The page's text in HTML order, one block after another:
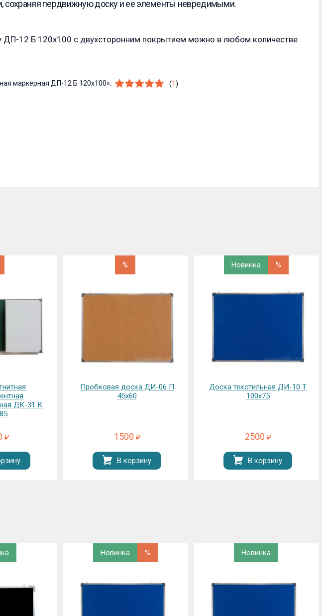
сохраняя пердвижную доску и ее элементы невредимыми.
12 Б 120х100 с двухсторонним покрытием можно в любом количестве
маркерная ДП-12 Б 120х100»: (1)
ДИ-06 П
₽
Новинка
Доска текстильная ДИ-10 Т
100х75
2500 ₽
В корзину
%
Доска для объявлений
фетровая ДИ-20 Ф, 200х100
6250₽
В корзину
Новинка % Новинка